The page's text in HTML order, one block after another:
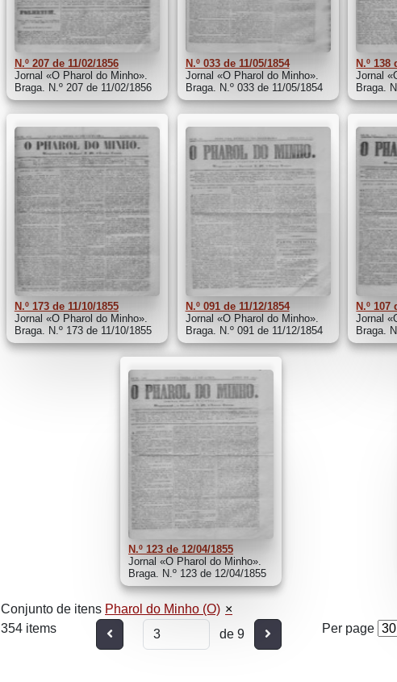
N.º 207 de 11/02/1856
Jornal «O Pharol do Minho».
Braga. N.º 207 de 11/02/1856
N.º 033 de 11/05/1854
Jornal «O Pharol do Minho».
Braga. N.º 033 de 11/05/1854
N.º 138
Jornal
Braga.
N.º 173 de 11/10/1855
Jornal «O Pharol do Minho».
Braga. N.º 173 de 11/10/1855
N.º 091 de 11/12/1854
Jornal «O Pharol do Minho».
Braga. N.º 091 de 11/12/1854
N.º 107
Jornal
Braga.
N.º 123 de 12/04/1855
Jornal «O Pharol do Minho».
Braga. N.º 123 de 12/04/1855
Conjunto de itens Pharol do Minho (O)
354 items
Anterior de 9 Per page